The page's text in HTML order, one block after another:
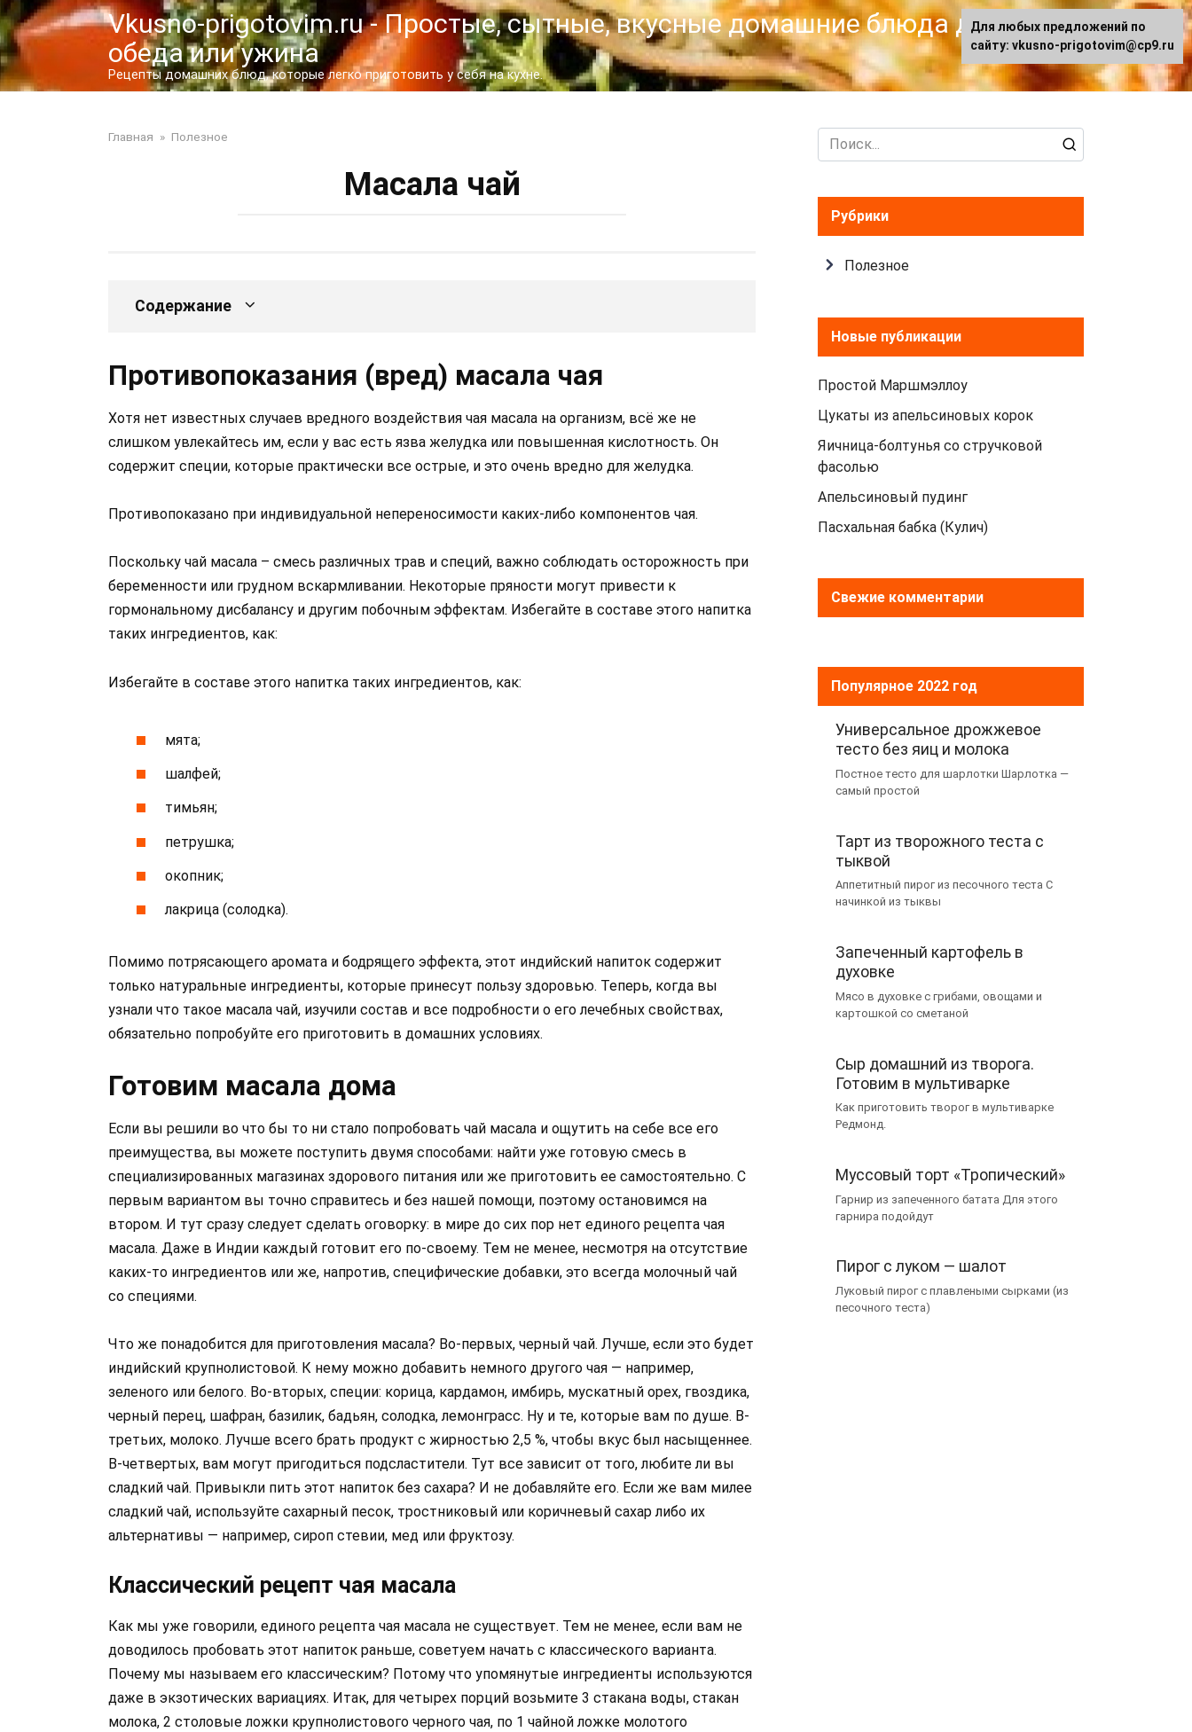
Перейти
к
контенту
Vkusno-prigotovim.ru - Простые, сытные, вкусные домашние блюда для
обеда или ужина
Рецепты домашних блюд, которые легко приготовить у себя на кухне.
Главная » Полезное
Масала чай
Содержание
Противопоказания (вред) масала чая
Хотя нет известных случаев вредного воздействия чая масала на организм, всё же не
слишком увлекайтесь им, если у вас есть язва желудка или повышенная кислотность. Он
содержит специи, которые практически все острые, и это очень вредно для желудка.
Противопоказано при индивидуальной непереносимости каких-либо компонентов чая.
Поскольку чай масала – смесь различных трав и специй, важно соблюдать осторожность при
беременности или грудном вскармливании. Некоторые пряности могут привести к
гормональному дисбалансу и другим побочным эффектам. Избегайте в составе этого напитка
таких ингредиентов, как:
Избегайте в составе этого напитка таких ингредиентов, как:
мята;
шалфей;
тимьян;
петрушка;
окопник;
лакрица (солодка).
Помимо потрясающего аромата и бодрящего эффекта, этот индийский напиток содержит
только натуральные ингредиенты, которые принесут пользу здоровью. Теперь, когда вы
узнали что такое масала чай, изучили состав и все подробности о его лечебных свойствах,
обязательно попробуйте его приготовить в домашних условиях.
Готовим масала дома
Если вы решили во что бы то ни стало попробовать чай масала и ощутить на себе все его
преимущества, вы можете поступить двумя способами: найти уже готовую смесь в
специализированных магазинах здорового питания или же приготовить ее самостоятельно. С
первым вариантом вы точно справитесь и без нашей помощи, поэтому остановимся на
втором. И тут сразу следует сделать оговорку: в мире до сих пор нет единого рецепта чая
масала. Даже в Индии каждый готовит его по-своему. Тем не менее, несмотря на отсутствие
каких-то ингредиентов или же, напротив, специфические добавки, это всегда молочный чай
со специями.
Что же понадобится для приготовления масала? Во-первых, черный чай. Лучше, если это будет
индийский крупнолистовой. К нему можно добавить немного другого чая — например,
зеленого или белого. Во-вторых, специи: корица, кардамон, имбирь, мускатный орех, гвоздика,
черный перец, шафран, базилик, бадьян, солодка, лемонграсс. Ну и те, которые вам по душе. В-
третьих, молоко. Лучше всего брать продукт с жирностью 2,5 %, чтобы вкус был насыщеннее.
В-четвертых, вам могут пригодиться подсластители. Тут все зависит от того, любите ли вы
сладкий чай. Привыкли пить этот напиток без сахара? И не добавляйте его. Если же вам милее
сладкий чай, используйте сахарный песок, тростниковый или коричневый сахар либо их
альтернативы — например, сироп стевии, мед или фруктозу.
Классический рецепт чая масала
Как мы уже говорили, единого рецепта чая масала не существует. Тем не менее, если вам не
доводилось пробовать этот напиток раньше, советуем начать с классического варианта.
Почему мы называем его классическим? Потому что упомянутые ингредиенты используются
даже в экзотических вариациях. Итак, для четырех порций возьмите 3 стакана воды, стакан
молока, 2 столовые ложки крупнолистового черного чая, по 1 чайной ложке молотого
Search
for:
Рубрики
Полезное
Новые публикации
Простой Маршмэллоу
Цукаты из апельсиновых корок
Яичница-болтунья со стручковой
фасолью
Апельсиновый пудинг
Пасхальная бабка (Кулич)
Свежие комментарии
Популярное 2022 год
Универсальное дрожжевое
тесто без яиц и молока
Постное тесто для шарлотки Шарлотка —
самый простой
Тарт из творожного теста с
тыквой
Аппетитный пирог из песочного теста С
начинкой из тыквы
Запеченный картофель в
духовке
Мясо в духовке с грибами, овощами и
картошкой со сметаной
Сыр домашний из творога.
Готовим в мультиварке
Как приготовить творог в мультиварке
Редмонд.
Муссовый торт «Тропический»
Гарнир из запеченного батата Для этого
гарнира подойдут
Пирог с луком — шалот
Луковый пирог с плавлеными сырками (из
песочного теста)
Для любых предложений по
сайту: vkusno-prigotovim@cp9.ru